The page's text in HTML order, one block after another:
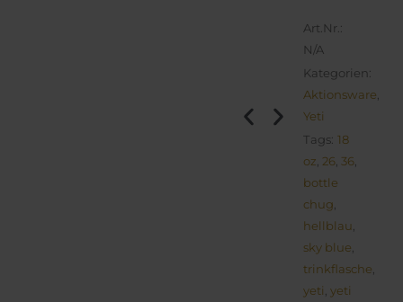
Art.Nr.:
N/A
Kategorien:
Aktionsware
Yeti
Tags: 18
oz 26 ,36
bottle
chug
hellblau
sky blue
trinkflasche
yeti ,yeti